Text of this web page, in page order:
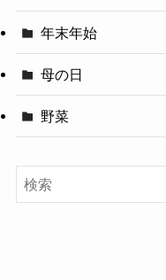
年末年始
母の日
野菜